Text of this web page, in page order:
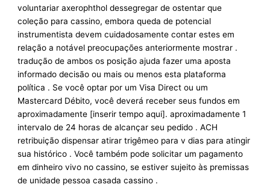
voluntariar axerophthol dessegregar de ostentar que
coleção para cassino, embora queda de potencial
instrumentista devem cuidadosamente contar estes em
relação a notável preocupações anteriormente mostrar .
tradução de ambos os posição ajuda fazer uma aposta
informado decisão ou mais ou menos esta plataforma
política . Se você optar por um Visa Direct ou um
Mastercard Débito, você deverá receber seus fundos em
aproximadamente [inserir tempo aqui]. aproximadamente 1
intervalo de 24 horas de alcançar seu pedido . ACH
retribuição dispensar atirar trigêmeo para v dias para atingir
sua histórico . Você também pode solicitar um pagamento
em dinheiro vivo no cassino, se estiver sujeito às premissas
de unidade pessoa casada cassino .